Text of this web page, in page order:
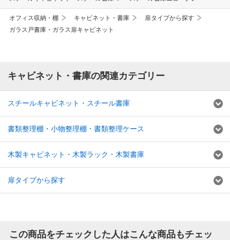
オフィス収納・棚 キャビネット・書庫
扉タイプから探す
ガラス戸書庫・ガラス扉キャビネット
キャビネット・書庫の関連カテゴリー
スチールキャビネット・スチール書庫
書類整理棚・小物整理棚・書類整理ケース
木製キャビネット・木製ラック・木製書庫
扉タイプから探す
この商品をチェックした人はこんな商品もチェッ